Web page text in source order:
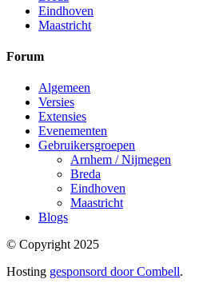
Eindhoven
Maastricht
Forum
Algemeen
Versies
Extensies
Evenementen
Gebruikersgroepen
Arnhem / Nijmegen
Breda
Eindhoven
Maastricht
Blogs
© Copyright 2025
Hosting gesponsord door Combell.